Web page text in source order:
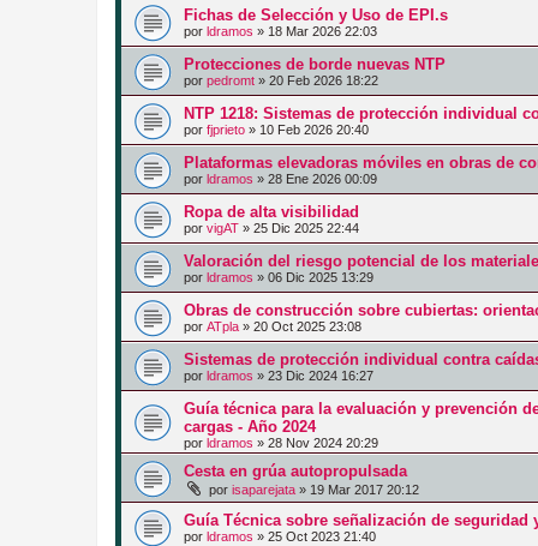
Fichas de Selección y Uso de EPI.s
por ldramos » 18 Mar 2026 22:03
Protecciones de borde nuevas NTP
por pedromt » 20 Feb 2026 18:22
NTP 1218: Sistemas de protección individual
por fjprieto » 10 Feb 2026 20:40
Plataformas elevadoras móviles en obras de
por ldramos » 28 Ene 2026 00:09
Ropa de alta visibilidad
por vigAT » 25 Dic 2025 22:44
Valoración del riesgo potencial de los
por ldramos » 06 Dic 2025 13:29
Obras de construcción sobre cubiertas:
por ATpla » 20 Oct 2025 23:08
Sistemas de protección individual contra
por ldramos » 23 Dic 2024 16:27
Guía técnica para la evaluación y prevención
cargas - Año 2024
por ldramos » 28 Nov 2024 20:29
Cesta en grúa autopropulsada
por isaparejata » 19 Mar 2017 20:12
Guía Técnica sobre señalización de seguridad
por ldramos » 25 Oct 2023 21:40